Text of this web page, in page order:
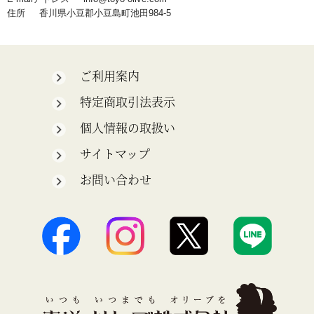
住所 香川県小豆郡小豆島町池田984-5
ご利用案内
特定商取引法表示
個人情報の取扱い
サイトマップ
お問い合わせ